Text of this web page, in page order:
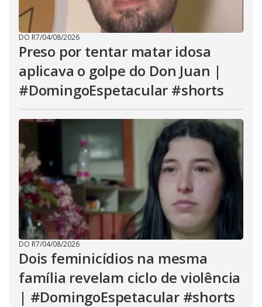
DO R7/04/08/2026
Preso por tentar matar idosa
aplicava o golpe do Don Juan |
#DomingoEspetacular #shorts
DO R7/04/08/2026
Dois feminicídios na mesma
família revelam ciclo de violência
| #DomingoEspetacular #shorts